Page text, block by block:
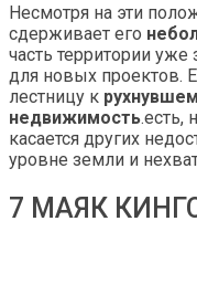
Несмотря на эти
сдерживает его
часть территории уже
для новых проектов.
лестницу к
недвижимость.есть,
касается других
уровне земли и
7 МАЯК